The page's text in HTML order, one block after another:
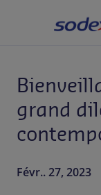
Secteurs
Marques et
grand
Févr.. 27, 2023